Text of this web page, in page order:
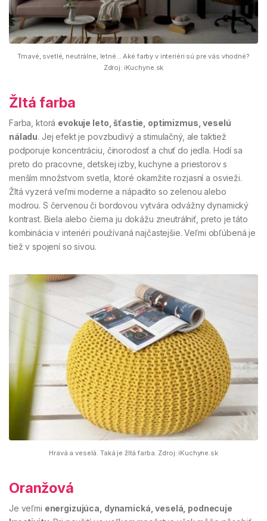
Tmavé, svetlé, neutrálne, letné... Aké farby v interiéri sú pre vás vhodné?
Zdroj: iKuchyne.sk
Žltá farba
Farba, ktorá evokuje leto, šťastie, optimizmus, veselú
náladu. Jej efekt je povzbudivý a stimulačný, ale taktiež
podporuje koncentráciu, činorodosť a chuť do jedla. Hodí sa
preto do pracovne, detskej izby, kuchyne a priestorov s
menším množstvom svetla, ktoré okamžite rozjasní a osvieži.
Žltá vyzerá veľmi moderne a nápadito so zelenou alebo
modrou. S červenou či bordovou vytvára odvážny dynamický
kontrast. Biela alebo čierna ju dokážu zneutrálniť, preto je táto
kombinácia v interiéri používaná najčastejšie. Veľmi obľúbená je
tiež v spojení so sivou.
Hravá a veselá. Taká je žltá farba. Zdroj: iKuchyne.sk
Oranžová
Je veľmi energizujúca, dynamická, veselá, podnecuje